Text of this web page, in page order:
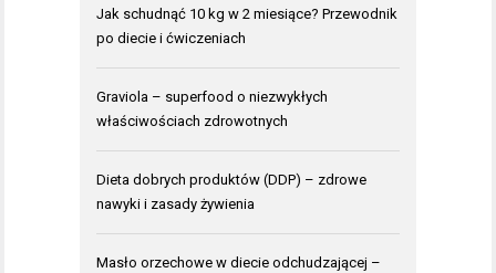
Jak schudnąć 10 kg w 2 miesiące? Przewodnik
po diecie i ćwiczeniach
Graviola – superfood o niezwykłych
właściwościach zdrowotnych
Dieta dobrych produktów (DDP) – zdrowe
nawyki i zasady żywienia
Masło orzechowe w diecie odchudzającej –